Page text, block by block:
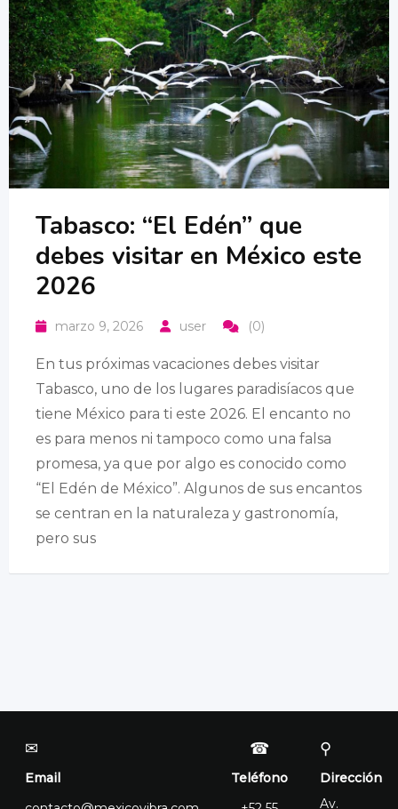
Tabasco: “El Edén” que
debes visitar en México este
2026
marzo 9, 2026 user (0)
En tus próximas vacaciones debes visitar
Tabasco, uno de los lugares paradisíacos que
tiene México para ti este 2026. El encanto no
es para menos ni tampoco como una falsa
promesa, ya que por algo es conocido como
“El Edén de México”. Algunos de sus encantos
se centran en la naturaleza y gastronomía,
pero sus
✉
Email
☎
Teléfono
⚲
Dirección
Av.